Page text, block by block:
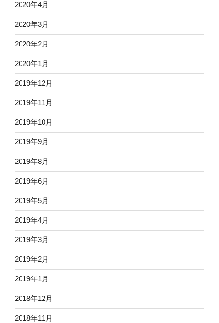
2020年4月
2020年3月
2020年2月
2020年1月
2019年12月
2019年11月
2019年10月
2019年9月
2019年8月
2019年6月
2019年5月
2019年4月
2019年3月
2019年2月
2019年1月
2018年12月
2018年11月